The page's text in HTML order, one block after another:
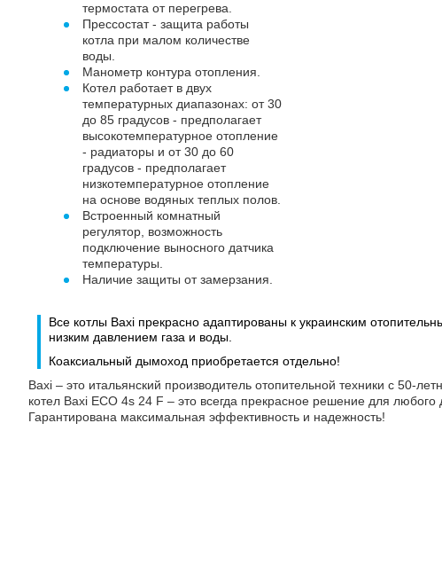
термостата от перегрева.
Прессостат - защита работы
котла при малом количестве
воды.
Манометр контура отопления.
Котел работает в двух
температурных диапазонах: от 30
до 85 градусов - предполагает
высокотемпературное отопление
- радиаторы и от 30 до 60
градусов - предполагает
низкотемпературное отопление
на основе водяных теплых полов.
Встроенный комнатный
регулятор, возможность
подключение выносного датчика
температуры.
Наличие защиты от замерзания.
Все котлы Baxi прекрасно адаптированы к украинским
низким давлением газа и воды.
Коаксиальный дымоход приобретается отдельно!
Baxi – это итальянский производитель отопительной техники с 50-
котел Baxi ECO 4s 24 F – это всегда прекрасное решение для любого
Гарантирована максимальная эффективность и надежность!